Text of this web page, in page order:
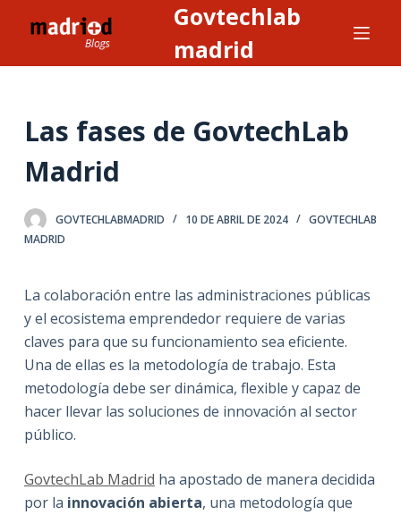
l
o
e
n
d
o
Govtechlab
madrid
Las fases de GovtechLab
Madrid
GOVTECHLABMADRID 10 DE ABRIL DE 2024
GOVTECHLAB
MADRID
La colaboración entre las administraciones públicas
y el ecosistema emprendedor requiere de varias
claves para que su funcionamiento sea eficiente.
Una de ellas es la metodología de trabajo. Esta
metodología debe ser dinámica, flexible y capaz de
hacer llevar las soluciones de innovación al sector
público.
GovtechLab Madrid ha apostado de manera decidida
por la innovación abierta, una metodología que